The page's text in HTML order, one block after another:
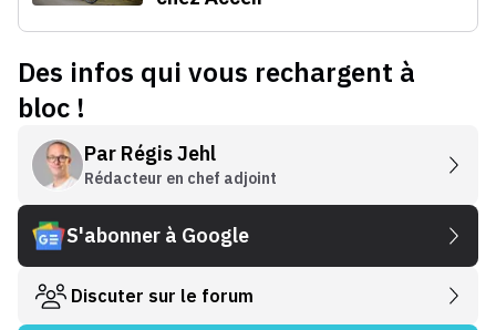
Des infos qui vous rechargent à
bloc !
Par Régis Jehl
Rédacteur en chef adjoint
S'abonner à Google
Discuter sur le forum